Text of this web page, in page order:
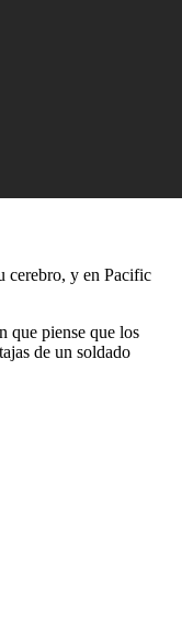
cerebro, y en Pacific
que piense que los
de un soldado